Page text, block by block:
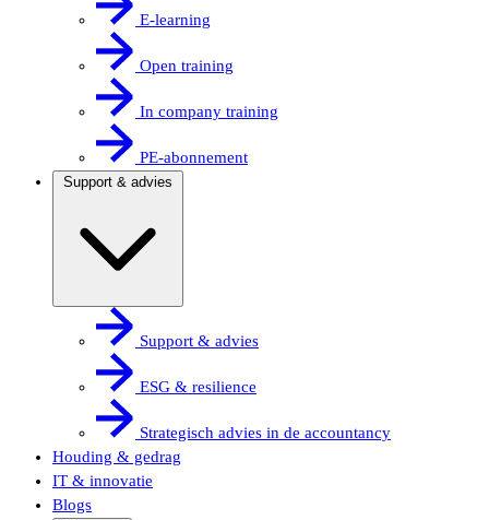
E-learning
Open training
In company training
PE-abonnement
Support & advies
Support & advies
ESG & resilience
Strategisch advies in de accountancy
Houding & gedrag
IT & innovatie
Blogs